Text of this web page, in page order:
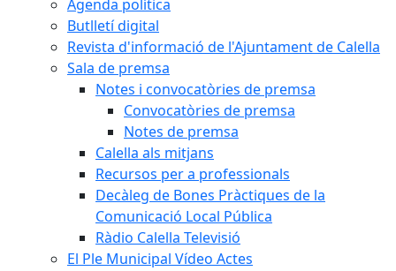
Agenda política
Butlletí digital
Revista d'informació de l'Ajuntament de Calella
Sala de premsa
Notes i convocatòries de premsa
Convocatòries de premsa
Notes de premsa
Calella als mitjans
Recursos per a professionals
Decàleg de Bones Pràctiques de la
Comunicació Local Pública
Ràdio Calella Televisió
El Ple Municipal Vídeo Actes